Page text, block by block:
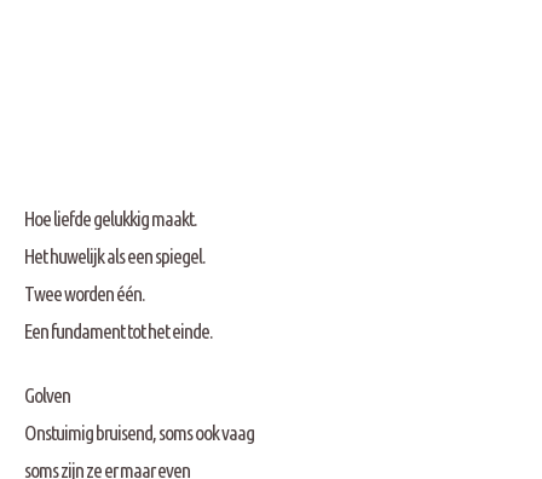
Hoe liefde gelukkig maakt.
Het huwelijk als een spiegel.
Twee worden één.
Een fundament tot het einde.
Golven
Onstuimig bruisend, soms ook vaag
soms zijn ze er maar even